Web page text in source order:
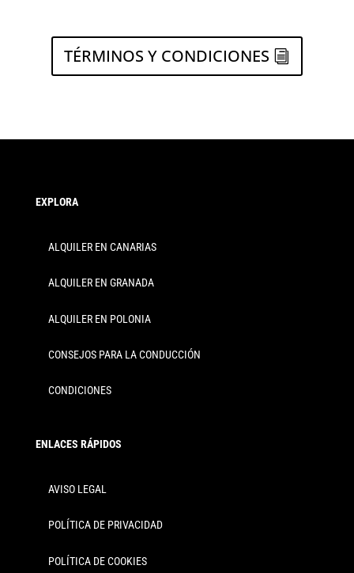
TÉRMINOS Y CONDICIONES
EXPLORA
ALQUILER EN CANARIAS
ALQUILER EN GRANADA
ALQUILER EN POLONIA
CONSEJOS PARA LA CONDUCCIÓN
CONDICIONES
ENLACES RÁPIDOS
AVISO LEGAL
POLÍTICA DE PRIVACIDAD
POLÍTICA DE COOKIES